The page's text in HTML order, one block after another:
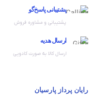
پشتیبانی پاسخ‌گو
پشتیبانی و مشاوره فروش
ارسال هدیه
ارسال کالا به صورت کادویی
رایان پرداز پارسیان